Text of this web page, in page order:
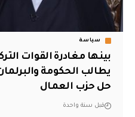
سياسة
بينها مغادرة القوات
يطالب الحكومة
حل حزب العمال
قبل سنة واحدة